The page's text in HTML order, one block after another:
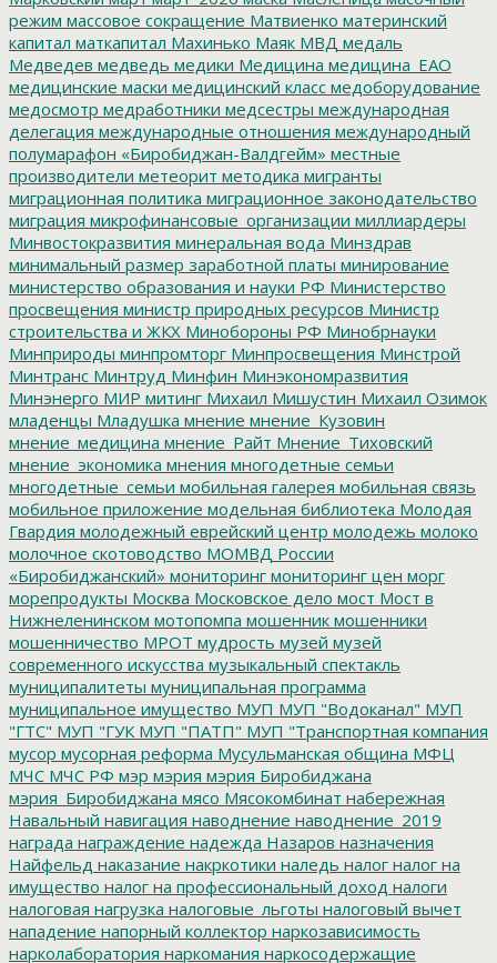
режим массовое сокращение Матвиенко материнский
капитал маткапитал Махинько Маяк МВД медаль
Медведев медведь медики Медицина медицина_ЕАО
медицинские маски медицинский класс медоборудование
медосмотр медработники медсестры международная
делегация международные отношения международный
полумарафон «Биробиджан-Валдгейм» местные
производители метеорит методика мигранты
миграционная политика миграционное законодательство
миграция микрофинансовые_организации миллиардеры
Минвостокразвития минеральная вода Минздрав
минимальный размер заработной платы минирование
министерство образования и науки РФ Министерство
просвещения министр природных ресурсов Министр
строительства и ЖКХ Минобороны РФ Минобрнауки
Минприроды минпромторг Минпросвещения Минстрой
Минтранс Минтруд Минфин Минэкономразвития
Минэнерго МИР митинг Михаил Мишустин Михаил Озимок
младенцы Младушка мнение мнение_Кузовин
мнение_медицина мнение_Райт Мнение_Тиховский
мнение_экономика мнения многодетные семьи
многодетные_семьи мобильная галерея мобильная связь
мобильное приложение модельная библиотека Молодая
Гвардия молодежный еврейский центр молодежь молоко
молочное скотоводство МОМВД России
«Биробиджанский» мониторинг мониторинг цен морг
морепродукты Москва Московское дело мост Мост в
Нижнеленинском мотопомпа мошенник мошенники
мошенничество МРОТ мудрость музей музей
современного искусства музыкальный спектакль
муниципалитеты муниципальная программа
муниципальное имущество МУП МУП "Водоканал" МУП
"ГТС" МУП "ГУК МУП "ПАТП" МУП "Транспортная компания
мусор мусорная реформа Мусульманская община МФЦ
МЧС МЧС РФ мэр мэрия мэрия Биробиджана
мэрия_Биробиджана мясо Мясокомбинат набережная
Навальный навигация наводнение наводнение_2019
награда награждение надежда Назаров назначения
Найфельд наказание накркотики наледь налог налог на
имущество налог на профессиональный доход налоги
налоговая нагрузка налоговые_льготы налоговый вычет
нападение напорный коллектор наркозависимость
нарколаборатория наркомания наркосодержащие